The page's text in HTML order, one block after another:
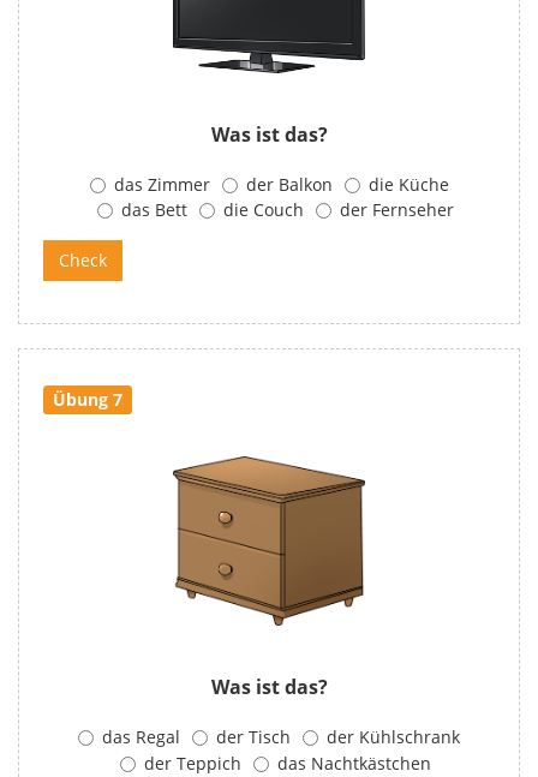
Was ist das?
das Zimmer der Balkon
die Küche
das Bett
die Couch der Fernseher
Übung 7
Was ist das?
das Regal der Tisch
der Kühlschrank
der Teppich
das Nachtkästchen